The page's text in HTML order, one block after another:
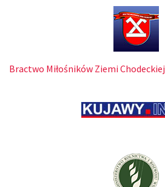
Bractwo Miłośników Ziemi Chodeckiej